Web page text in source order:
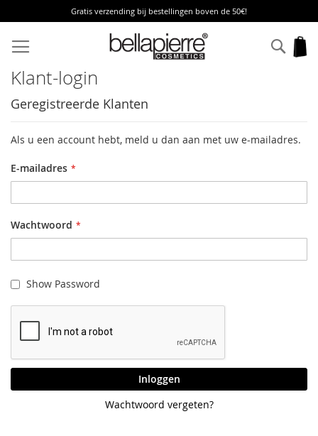
Gratis verzending bij bestellingen boven de 50€!
naar
de
inhoud
Zoek
Klant-login
Geregistreerde Klanten
Als u een account hebt, meld u dan aan met uw e-mailadres.
E-mailadres
Wachtwoord
Show Password
Inloggen
Wachtwoord vergeten?